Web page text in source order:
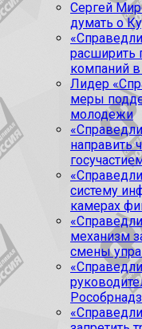
Сергей
думать о
расширить
компаний
Лидер
меры
молодежи
направить
систему
камерах
механизм
смены